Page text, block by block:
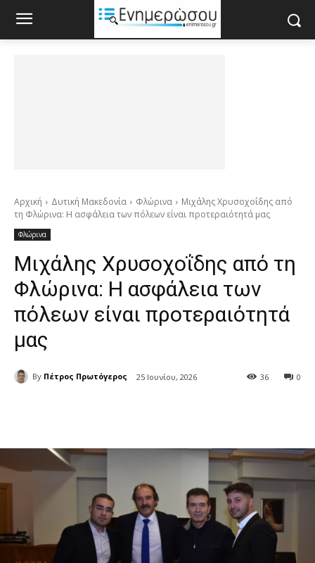
Αρχική Δυτική Μακεδονία Φλώρινα
Μιχάλης Χρυσοχοΐδης από
τη Φλώρινα: Η ασφάλεια των πόλεων είναι προτεραιότητά μας
Φλώρινα
Μιχάλης Χρυσοχοΐδης από τη
Φλώρινα: Η ασφάλεια των
πόλεων είναι προτεραιότητά
μας
By Πέτρος Πρωτόγερος 25 Ιουνίου, 2026 0
36